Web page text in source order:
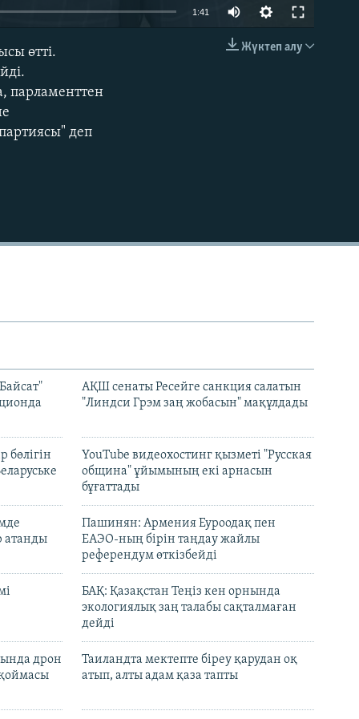
EMBED
1:41
Жүктеп алу
өтті.
парламенттен
деп
АҚШ сенаты Ресейге санкция салатын
"Линдси Грэм заң жобасын" мақұлдады
бөлігін
YouTube видеохостинг қызметі "Русская
община" ұйымының екі арнасын
бұғаттады
атанды
Пашинян: Армения Еуроодақ пен
ЕАЭО-ның бірін таңдау жайлы
референдум өткізбейді
БАҚ: Қазақстан Теңіз кен орнында
экологиялық заң талабы сақталмаған
дейді
дрон
Таиландта мектепте біреу қарудан оқ
атып, алты адам қаза тапты